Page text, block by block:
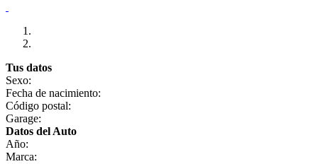
Tus datos
Sexo:
Fecha de nacimiento:
Código postal:
Garage:
Datos del Auto
Año:
Marca: